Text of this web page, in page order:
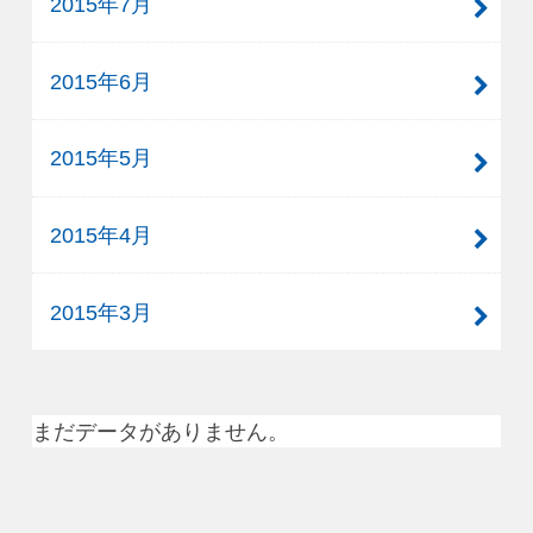
2015年6月
2015年5月
2015年4月
2015年3月
まだデータがありません。